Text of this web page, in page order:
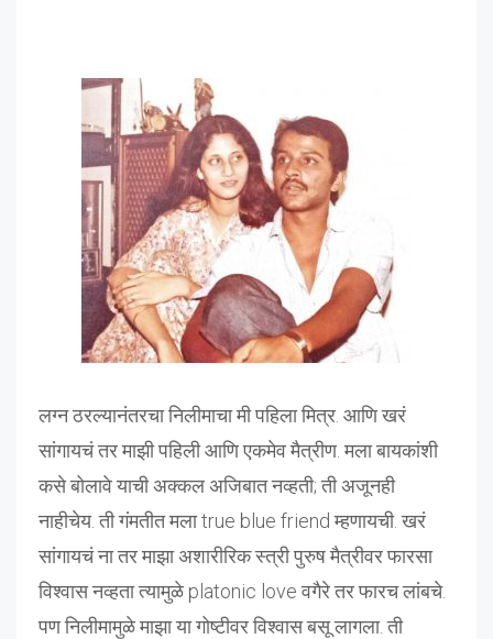
लग्न ठरल्यानंतरचा निलीमाचा मी पहिला मित्र. आणि खरं
सांगायचं तर माझी पहिली आणि एकमेव मैत्रीण. मला बायकांशी
कसे बोलावे याची अक्कल अजिबात नव्हती; ती अजूनही
नाहीचेय. ती गंमतीत मला true blue friend म्हणायची. खरं
सांगायचं ना तर माझा अशारीरिक स्त्री पुरुष मैत्रीवर फारसा
विश्वास नव्हता त्यामुळे platonic love वगैरे तर फारच लांबचे.
पण निलीमामुळे माझा या गोष्टीवर विश्वास बसू लागला. ती